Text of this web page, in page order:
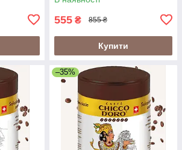
555 ₴ 855 ₴
Купити
–35%